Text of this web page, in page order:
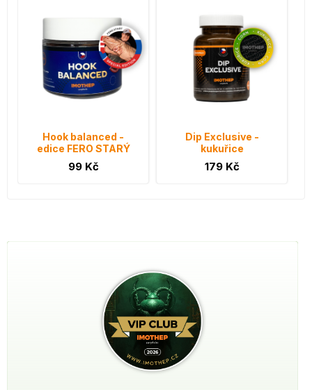
Hook balanced -
edice FERO STARÝ
99 Kč
Dip Exclusive -
kukuřice
179 Kč